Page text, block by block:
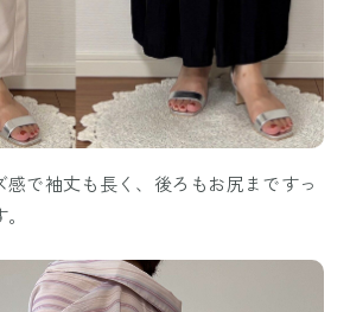
感で袖丈も長く、後ろもお尻まですっ